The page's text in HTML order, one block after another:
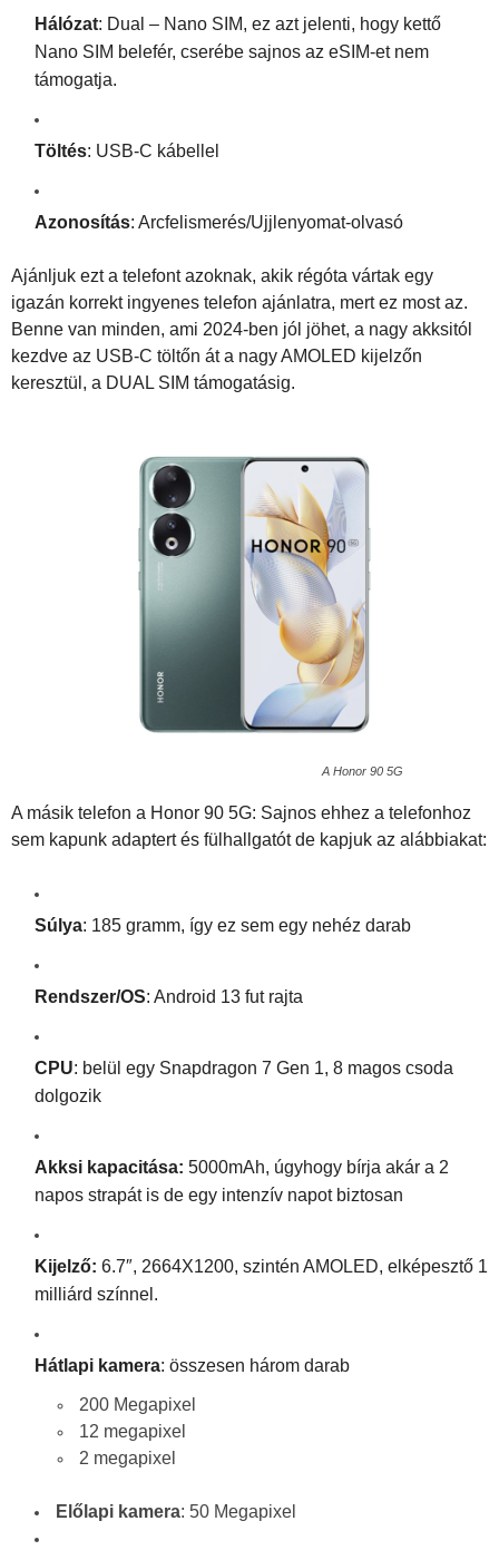
Hálózat: Dual – Nano SIM, ez azt jelenti, hogy kettő
Nano SIM belefér, cserébe sajnos az eSIM-et nem
támogatja.
Töltés: USB-C kábellel
Azonosítás: Arcfelismerés/Ujjlenyomat-olvasó
Ajánljuk ezt a telefont azoknak, akik régóta vártak egy
igazán korrekt ingyenes telefon ajánlatra, mert ez most az.
Benne van minden, ami 2024-ben jól jöhet, a nagy akksitól
kezdve az USB-C töltőn át a nagy AMOLED kijelzőn
keresztül, a DUAL SIM támogatásig.
A Honor 90 5G
A másik telefon a Honor 90 5G: Sajnos ehhez a telefonhoz
sem kapunk adaptert és fülhallgatót de kapjuk az alábbiakat:
Súlya: 185 gramm, így ez sem egy nehéz darab
Rendszer/OS: Android 13 fut rajta
CPU: belül egy Snapdragon 7 Gen 1, 8 magos csoda
dolgozik
Akksi kapacitása: 5000mAh, úgyhogy bírja akár a 2
napos strapát is de egy intenzív napot biztosan
Kijelző: 6.7″, 2664X1200, szintén AMOLED, elképesztő 1
milliárd színnel.
Hátlapi kamera: összesen három darab
200 Megapixel
12 megapixel
2 megapixel
Előlapi kamera: 50 Megapixel